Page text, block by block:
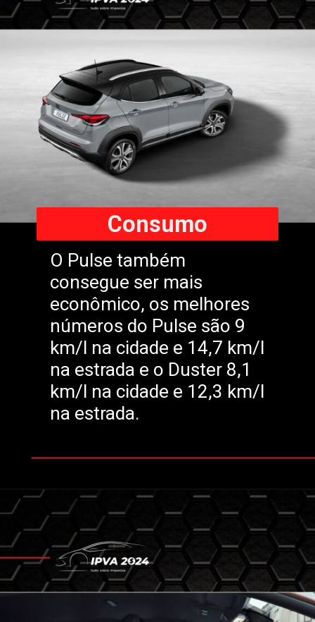
O Pulse também
consegue ser mais
econômico, os melhores
números do Pulse são 9
km/l na cidade e 14,7 km/l
na estrada e o Duster 8,1
km/l na cidade e 12,3 km/l
na estrada.
Consumo